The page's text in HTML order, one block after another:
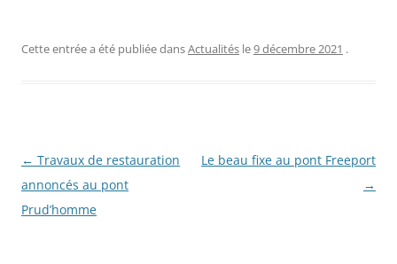
Cette entrée a été publiée dansActualités le9 décembre 2021 .
N
a
v
← Travaux de restauration
annoncés au pont
Prud’homme
Le beau fixe au pont Freeport
→